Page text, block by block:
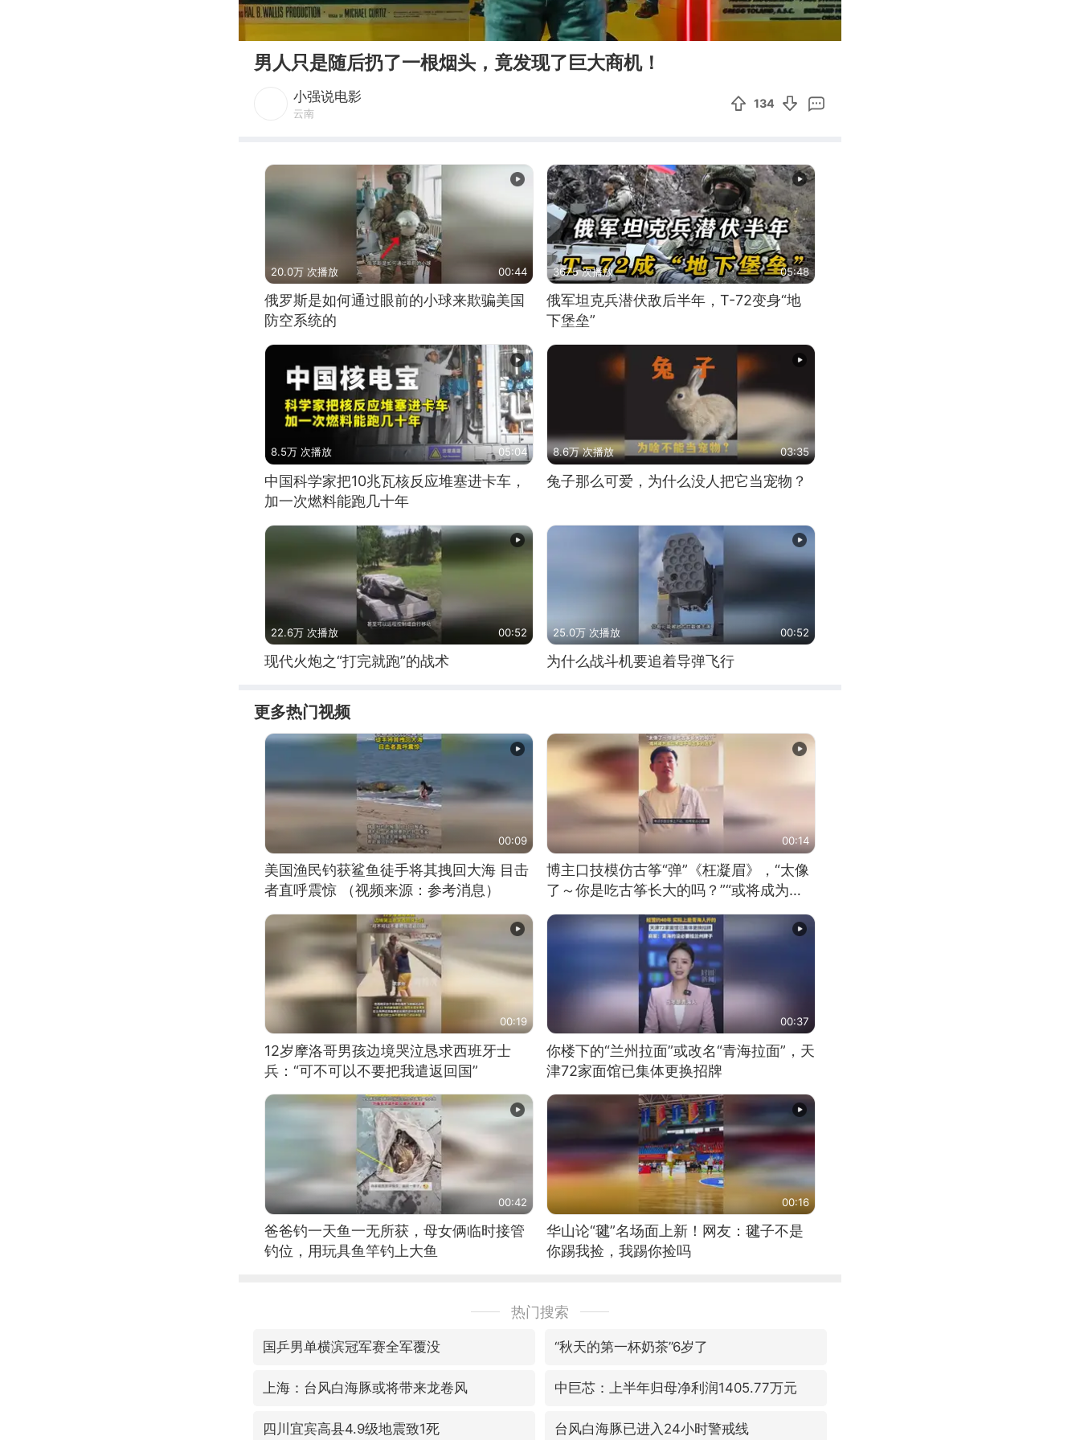
00:00
男人只是随后扔了一根烟头，竟发现了巨大商机！
小强说电影
云南
134
20.0万 次播放 00:44
俄罗斯是如何通过眼前的小球来欺骗美国
防空系统的
3675 次播放 05:48
俄军坦克兵潜伏敌后半年，T-72变身“地
下堡垒”
8.5万 次播放 05:04
中国科学家把10兆瓦核反应堆塞进卡车，
加一次燃料能跑几十年
8.6万 次播放 03:35
兔子那么可爱，为什么没人把它当宠物？
22.6万 次播放 00:52
现代火炮之“打完就跑”的战术
25.0万 次播放 00:52
为什么战斗机要追着导弹飞行
更多热门视频
00:09
美国渔民钓获鲨鱼徒手将其拽回大海 目击
者直呼震惊 （视频来源：参考消息）
00:14
博主口技模仿古筝“弹”《枉凝眉》，“太像
了～你是吃古筝长大的吗？”“或将成为首
00:19
12岁摩洛哥男孩边境哭泣恳求西班牙士
兵：“可不可以不要把我遣返回国”
00:37
你楼下的“兰州拉面”或改名“青海拉面”，天
津72家面馆已集体更换招牌
00:42
爸爸钓一天鱼一无所获，母女俩临时接管
钓位，用玩具鱼竿钓上大鱼
00:16
华山论“毽”名场面上新！网友：毽子不是
你踢我捡，我踢你捡吗
热门搜索
国乒男单横滨冠军赛全军覆没 “秋天的第一杯奶茶”6岁了
上海：台风白海豚或将带来龙卷风 中巨芯：上半年归母净利润1405.77万元
四川宜宾高县4.9级地震致1死 台风白海豚已进入24小时警戒线